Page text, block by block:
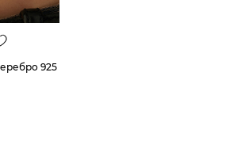
925